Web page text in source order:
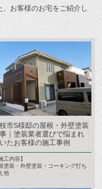
、お客様のお宅をご紹介し
市S様邸の屋根・外壁塗装
｜塗装業者選びで悩まれ
たお客様の施工事例
工内容】
塗装・外壁塗装・コーキング打ち
他